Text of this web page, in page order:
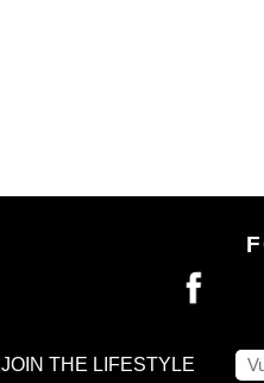
JOIN THE LIFESTYLE